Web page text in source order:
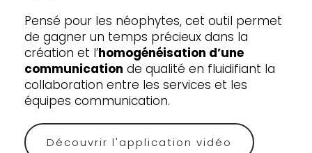
Pensé pour les néophytes, cet outil permet
de gagner un temps précieux dans la
création et l’homogénéisation d’une
communication de qualité en fluidifiant la
collaboration entre les services et les
équipes communication.
Découvrir l'application vidéo